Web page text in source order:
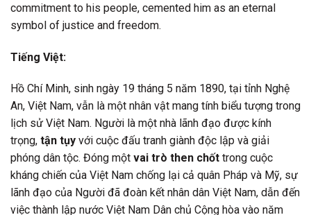
commitment to his people, cemented him as an eternal
symbol of justice and freedom.
Tiếng Việt:
Hồ Chí Minh, sinh ngày 19 tháng 5 năm 1890, tại tỉnh Nghệ
An, Việt Nam, vẫn là một nhân vật mang tính biểu tượng trong
lịch sử Việt Nam. Người là một nhà lãnh đạo được kính
trọng, tận tụy với cuộc đấu tranh giành độc lập và giải
phóng dân tộc. Đóng một vai trò then chốt trong cuộc
kháng chiến của Việt Nam chống lại cả quân Pháp và Mỹ, sự
lãnh đạo của Người đã đoàn kết nhân dân Việt Nam, dẫn đến
việc thành lập nước Việt Nam Dân chủ Cộng hòa vào năm